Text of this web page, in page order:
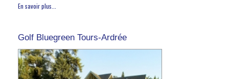
En savoir plus...
Golf Bluegreen Tours-Ardrée